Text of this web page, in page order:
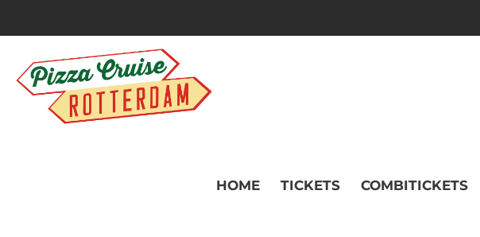
HOME TICKETS COMBITICKETS